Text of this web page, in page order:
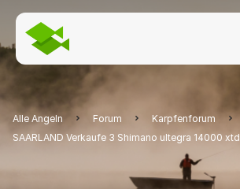
Alle Angeln Forum
Karpfenforum
SAARLAND Verkaufe 3 Shimano ultegra 14000 xtd